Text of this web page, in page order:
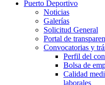
Puerto Deportivo
Noticias
Galerías
Solicitud General
Portal de
Convocatorias y
Perfil del
Bolsa de
Calidad
laborales